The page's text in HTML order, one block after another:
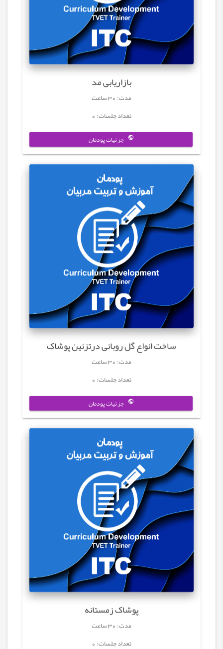
بازاریابی مد
مدت: 30 ساعت
تعداد جلسات: 0
جزئیات پودمان
ساخت انواع گل روبانی درتزئین پوشاک
مدت: 30 ساعت
تعداد جلسات: 0
جزئیات پودمان
پوشاک زمستانه
مدت: 30 ساعت
تعداد جلسات: 0